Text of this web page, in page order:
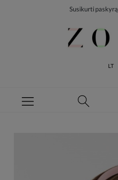
Susikurti paskyrą
LT